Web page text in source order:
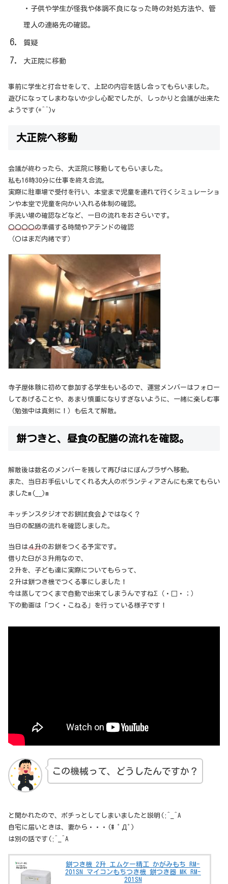
・子供や学生が怪我や体調不良になった時の対処方法や、管
理人の連絡先の確認。
質疑
大正院に移動
事前に学生と打合せをして、上記の内容を話し合ってもらいました。
遊びになってしまわないか少し心配でしたが、しっかりと会議が出来た
ようです(*^^)v
大正院へ移動
会議が終わったら、大正院に移動してもらいました。
私も16時30分に仕事を終え合流。
実際に駐車場で受付を行い、本堂まで児童を連れて行くシミュレーショ
ンや本堂で児童を向かい入れる体制の確認。
手洗い場の確認などなど、一日の流れをおさらいです。
〇〇〇〇の準備する時間やアテンドの確認
（〇はまだ内緒です）
寺子屋体験に初めて参加する学生もいるので、運営メンバーはフォロー
してあげることや、あまり慎重になりすぎないように、一緒に楽しむ事
（勉強中は真剣に！）も伝えて解散。
餅つきと、昼食の配膳の流れを確認。
解散後は数名のメンバーを残して再びはにぽんプラザへ移動。
また、当日お手伝いしてくれる大人のボランティアさんにも来てもらい
ましたm(__)m
キッチンスタジオでお餅試食会♪ではなく？
当日の配膳の流れを確認しました。
当日は４升のお餅をつくる予定です。
借りた臼が３升用なので、
２升を、子ども達に実際についてもらって、
２升は餅つき機でつくる事にしました！
今は蒸してつくまで自動で出来てしまうんですねΣ（・□・；）
下の動画は「つく・こねる」を行っている様子です！
この機械って、どうしたんですか？
と聞かれたので、ポチっとしてしまいましたと説明(;^_^A
自宅に届いときは、妻から・・・(# ﾟДﾟ)
は別の話です(;^_^A
餅つき機 2升 エムケー精工 かがみもち RM-
201SN マイコンもちつき機 餅つき器 MK RM-
201SN